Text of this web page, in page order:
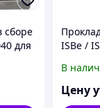
сборе
для
ISBe /
КАМАЗ,
В
Цену